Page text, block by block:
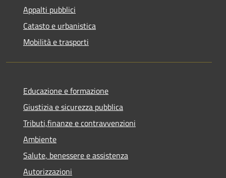
Appalti pubblici
Catasto e urbanistica
Mobilità e trasporti
Educazione e formazione
Giustizia e sicurezza pubblica
Tributi,finanze e contravvenzioni
Ambiente
Salute, benessere e assistenza
Autorizzazioni